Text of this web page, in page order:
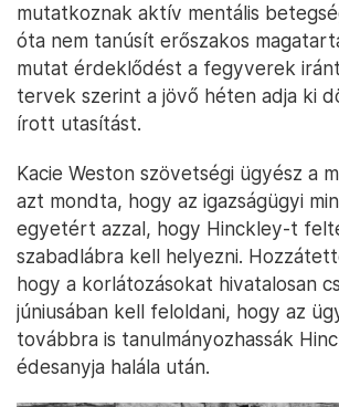
mutatkoznak aktív mentális
óta nem tanúsít erőszakos
mutat érdeklődést a fegyverek
tervek szerint a jövő héten adja ki
írott utasítást.
Kacie Weston szövetségi ügyész a
azt mondta, hogy az igazságügyi
egyetért azzal, hogy Hinckley-t
szabadlábra kell helyezni.
hogy a korlátozásokat hivatalosan
júniusában kell feloldani, hogy az
továbbra is tanulmányozhassák
édesanyja halála után.